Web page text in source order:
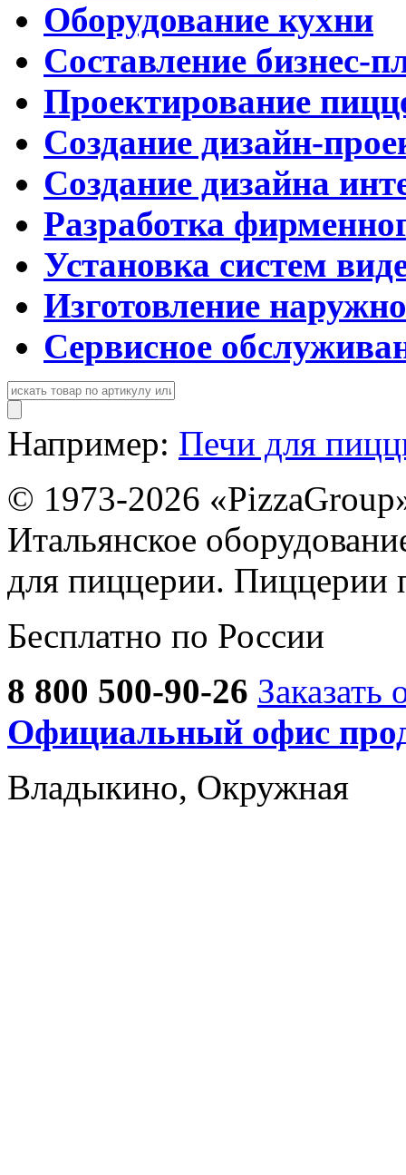
Оборудование кухни
Составление бизнес-
Проектирование
Создание дизайн-
Создание дизайна
Разработка
Установка систем
Изготовление
Сервисное
Например: Печи для
© 1973-2026
Итальянское
для пиццерии. Пиццерии
Бесплатно по России
8 800 500-90-26 Заказать
Официальный офис
Владыкино, Окружная